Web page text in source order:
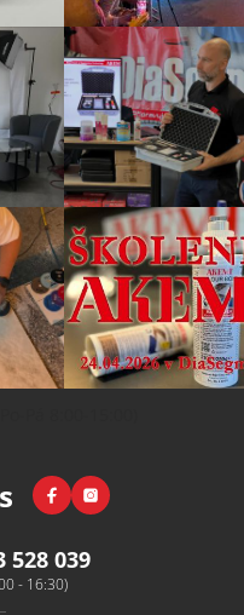
Pá 8:00-15:00)
FacebookInstagram
528 039
- 16:30)